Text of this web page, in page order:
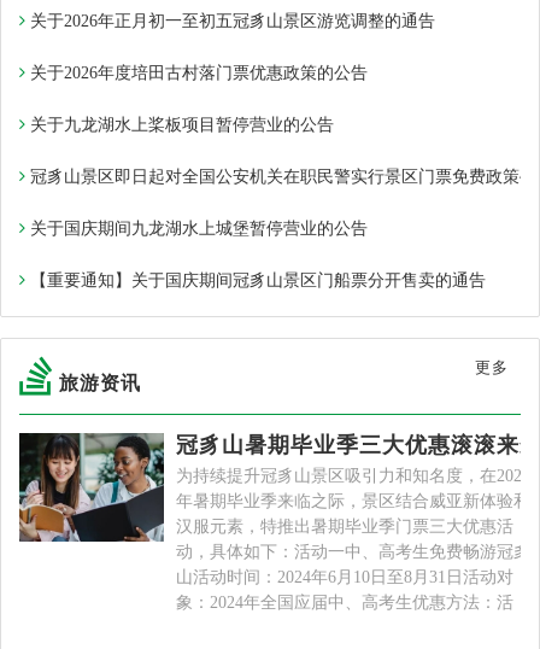
关于2026年正月初一至初五冠豸山景区游览调整的通告
关于2026年度培田古村落门票优惠政策的公告
关于九龙湖水上桨板项目暂停营业的公告
冠豸山景区即日起对全国公安机关在职民警实行景区门票免费政策~
关于国庆期间九龙湖水上城堡暂停营业的公告
【重要通知】关于国庆期间冠豸山景区门船票分开售卖的通告
旅游资讯
更多
冠豸山暑期毕业季三大优惠滚滚来
为持续提升冠豸山景区吸引力和知名度，在2024
年暑期毕业季来临之际，景区结合威亚新体验和
汉服元素，特推出暑期毕业季门票三大优惠活
动，具体如下：活动一中、高考生免费畅游冠豸
山活动时间：2024年6月10日至8月31日活动对
象：2024年全国应届中、高考生优惠方法：活